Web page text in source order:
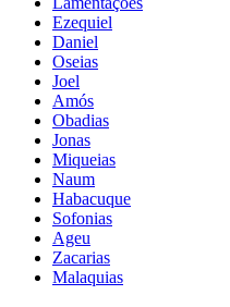
Ezequiel
Daniel
Oseias
Joel
Amós
Obadias
Jonas
Miqueias
Naum
Habacuque
Sofonias
Ageu
Zacarias
Malaquias